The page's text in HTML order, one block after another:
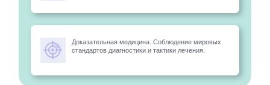
Доказательная медицина. Соблюдение мировых
стандартов диагностики и тактики лечения.